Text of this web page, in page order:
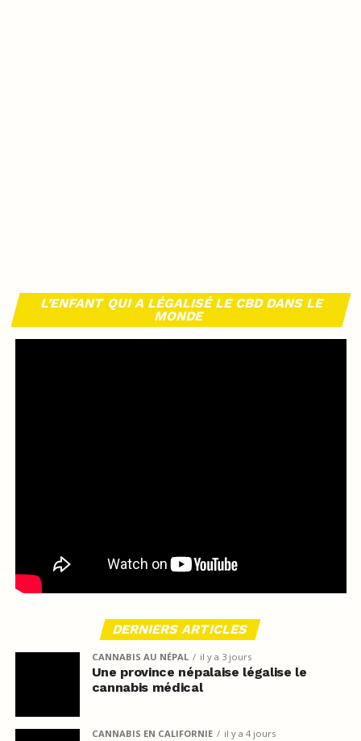
L’ENFANT QUI A LÉGALISÉ LE CBD DANS LE
MONDE
DERNIERS ARTICLES
CANNABIS AU NÉPAL il y a 3 jours
Une province népalaise légalise le
cannabis médical
CANNABIS EN CALIFORNIE il y a 4 jours